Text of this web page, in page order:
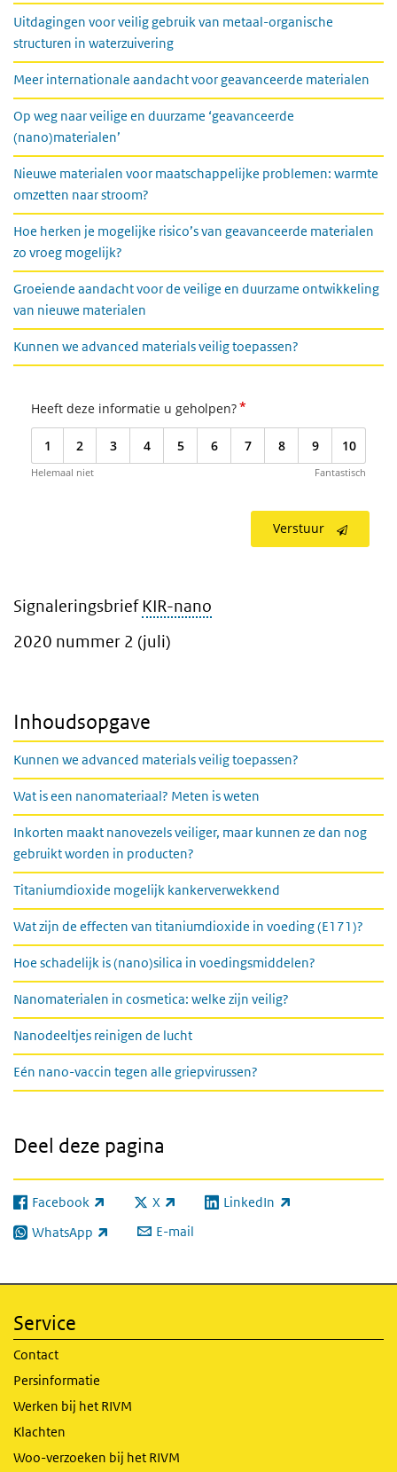
Uitdagingen voor veilig gebruik van metaal-organische
structuren in waterzuivering
Meer internationale aandacht voor geavanceerde materialen
Op weg naar veilige en duurzame ‘geavanceerde
(nano)materialen’
Nieuwe materialen voor maatschappelijke problemen: warmte
omzetten naar stroom?
Hoe herken je mogelijke risico’s van geavanceerde materialen
zo vroeg mogelijk?
Groeiende aandacht voor de veilige en duurzame ontwikkeling
van nieuwe materialen
Kunnen we advanced materials veilig toepassen?
Heeft deze informatie u geholpen?*
1 2 3 4 5 6 7 8 9 10
Helemaal niet Fantastisch
Verstuur
Signaleringsbrief KIR-nano
2020 nummer 2 (juli)
Inhoudsopgave
Kunnen we advanced materials veilig toepassen?
Wat is een nanomateriaal? Meten is weten
Inkorten maakt nanovezels veiliger, maar kunnen ze dan nog
gebruikt worden in producten?
Titaniumdioxide mogelijk kankerverwekkend
Wat zijn de effecten van titaniumdioxide in voeding (E171)?
Hoe schadelijk is (nano)silica in voedingsmiddelen?
Nanomaterialen in cosmetica: welke zijn veilig?
Nanodeeltjes reinigen de lucht
Eén nano-vaccin tegen alle griepvirussen?
Deel deze pagina
Facebook
(externe link) X
(externe link) LinkedIn
(externe link)
WhatsApp
(externe link) E-mail
Service
Contact
Persinformatie
Werken bij het RIVM
Klachten
Woo-verzoeken bij het RIVM